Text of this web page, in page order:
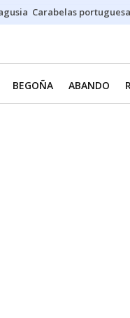
Carabelas
BEGOÑA ABANDO